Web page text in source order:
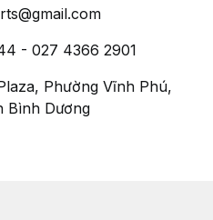
- 027 4366 2901
Phường Vĩnh Phú,
Bình Dương